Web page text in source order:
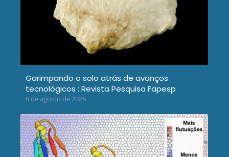
Garimpando o solo atrás de avanços
tecnológicos : Revista Pesquisa Fapesp
6 de agosto de 2026